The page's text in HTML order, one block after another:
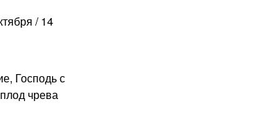
/ 14
Господь с
чрева